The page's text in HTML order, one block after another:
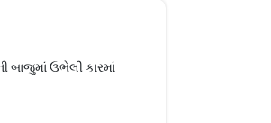
બાજુમાં ઉભેલી કારમાં